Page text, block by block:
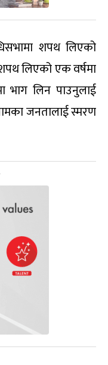
शपथ लिएको
लिएको एक वर्षमा
भाग लिन पाउनुलाई
जनतालाई स्मरण